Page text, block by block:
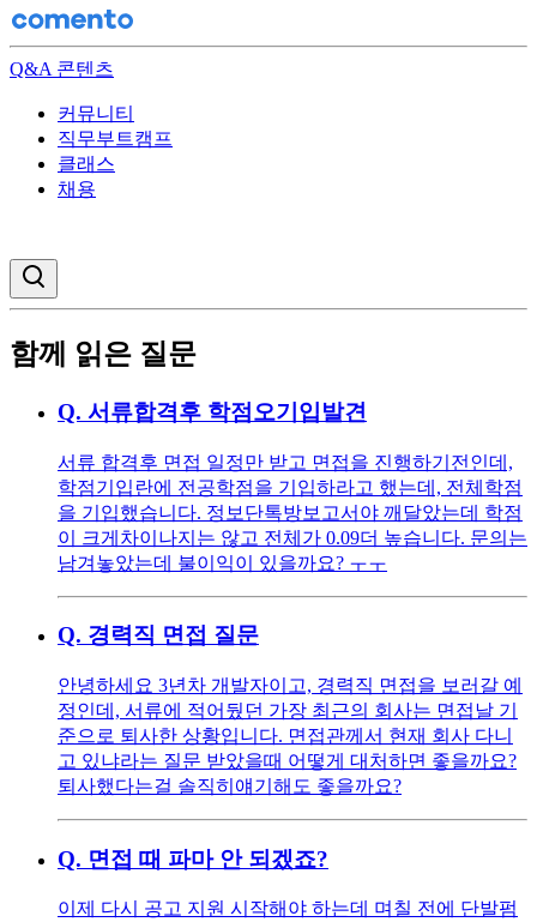
Q&A 콘텐츠
커뮤니티
직무부트캠프
클래스
채용
함께 읽은 질문
Q. 서류합격후 학점오기입발견
서류 합격후 면접 일정만 받고 면접을 진행하기전인데,
학점기입란에 전공학점을 기입하라고 했는데, 전체학점
을 기입했습니다. 정보단톡방보고서야 깨달았는데 학점
이 크게차이나지는 않고 전체가 0.09더 높습니다. 문의는
남겨놓았는데 불이익이 있을까요? ㅜㅜ
Q. 경력직 면접 질문
안녕하세요 3년차 개발자이고, 경력직 면접을 보러갈 예
정인데, 서류에 적어뒀던 가장 최근의 회사는 면접날 기
준으로 퇴사한 상황입니다. 면접관께서 현재 회사 다니
고 있냐라는 질문 받았을때 어떻게 대처하면 좋을까요?
퇴사했다는걸 솔직히얘기해도 좋을까요?
Q. 면접 때 파마 안 되겠죠?
이제 다시 공고 지원 시작해야 하는데 며칠 전에 단발펌